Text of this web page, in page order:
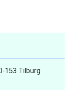
153 Tilburg